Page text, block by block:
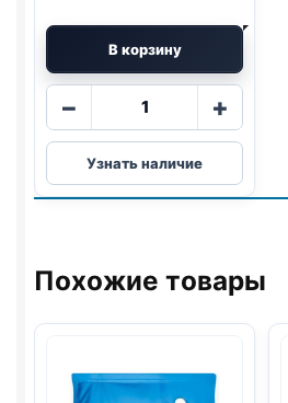
В корзину
−
Количество
MurZon
бентонит
(ЛАВАНДА)
+
Узнать наличие
Похожие товары